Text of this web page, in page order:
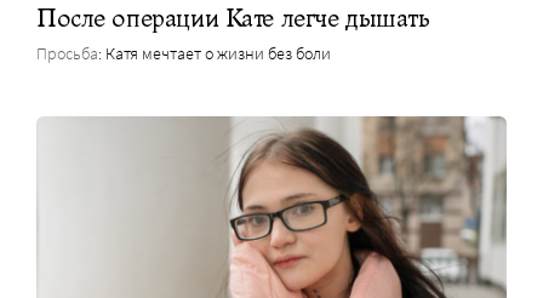
После операции Кате легче дышать
Просьба: Катя мечтает о жизни без боли